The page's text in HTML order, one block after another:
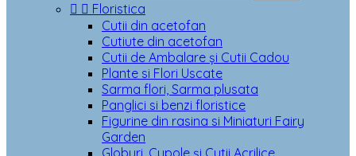
  Floristica
Cutii din acetofan
Cutiute din acetofan
Cutii de Ambalare și Cutii Cadou
Plante si Flori Uscate
Sarma flori, Sarma plusata
Panglici si benzi floristice
Figurine din rasina si Miniaturi Fairy
Garden
Globuri, Cupole și Cutii Acrilice